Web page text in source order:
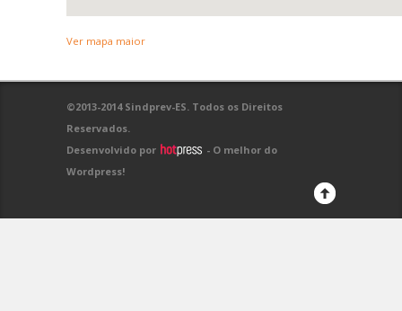
Ver mapa maior
©2013-2014 Sindprev-ES. Todos os Direitos
Reservados.
Desenvolvido por
- O melhor do
Wordpress!